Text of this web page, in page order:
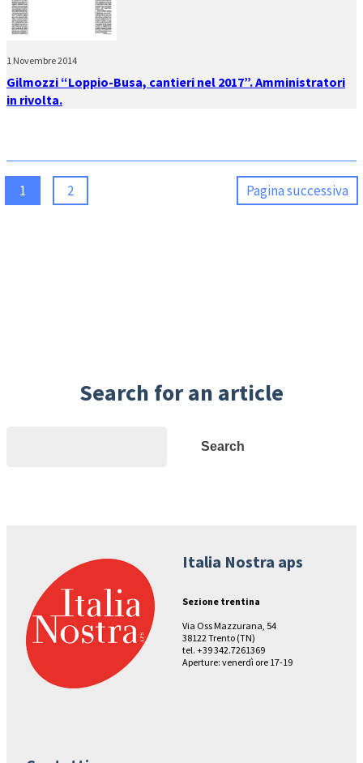
1 Novembre 2014
Gilmozzi “Loppio-Busa, cantieri nel 2017”. Amministratori
in rivolta.
1 2 Pagina successiva
Search for an article
Search
Italia Nostra aps
Sezione trentina
Via Oss Mazzurana, 54
38122 Trento (TN)
tel. +39 342.7261369
Aperture: venerdì ore 17-19